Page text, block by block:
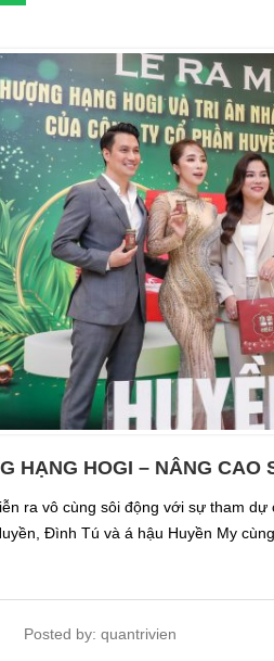
HẠNG HOGI – NÂNG CAO
ra vô cùng sôi động với sự tham
Đình Tú và á hậu Huyền My
Posted by: quantrivien